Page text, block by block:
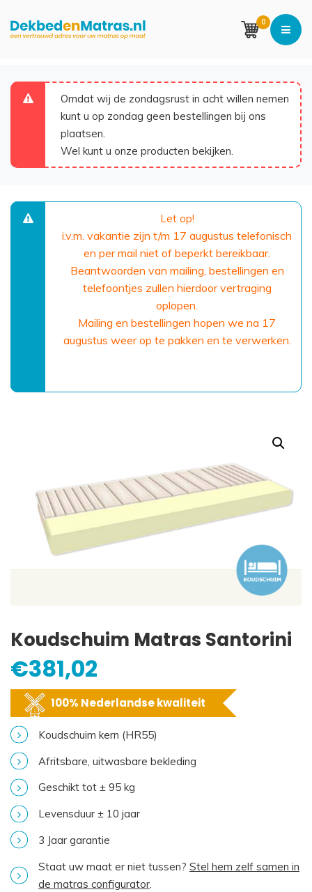
0
Omdat wij de zondagsrust in acht willen nemen
kunt u op zondag geen bestellingen bij ons
plaatsen.
Wel kunt u onze producten bekijken.
Let op!
i.v.m. vakantie zijn t/m 17 augustus telefonisch
en per mail niet of beperkt bereikbaar.
Beantwoorden van mailing, bestellingen en
telefoontjes zullen hierdoor vertraging
oplopen.
Mailing en bestellingen hopen we na 17
augustus weer op te pakken en te verwerken.
Koudschuim Matras Santorini
€381,02
100% Nederlandse kwaliteit
Koudschuim kern (HR55)
Afritsbare, uitwasbare bekleding
Geschikt tot ± 95 kg
Levensduur ± 10 jaar
3 Jaar garantie
Staat uw maat er niet tussen? Stel hem zelf samen in
de matras configurator